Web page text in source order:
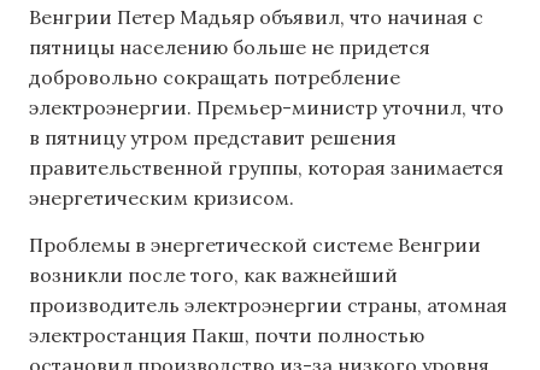
Венгрии Петер Мадьяр объявил, что начиная с
пятницы населению больше не придется
добровольно сокращать потребление
электроэнергии. Премьер-министр уточнил, что
в пятницу утром представит решения
правительственной группы, которая занимается
энергетическим кризисом.
Проблемы в энергетической системе Венгрии
возникли после того, как важнейший
производитель электроэнергии страны, атомная
электростанция Пакш, почти полностью
остановил производство из-за низкого уровня